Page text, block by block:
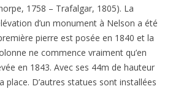
1758 – Trafalgar, 1805). La
d’un monument à Nelson a été
pierre est posée en 1840 et la
ne commence vraiment qu’en
en 1843. Avec ses 44m de hauteur
place. D’autres statues sont installées